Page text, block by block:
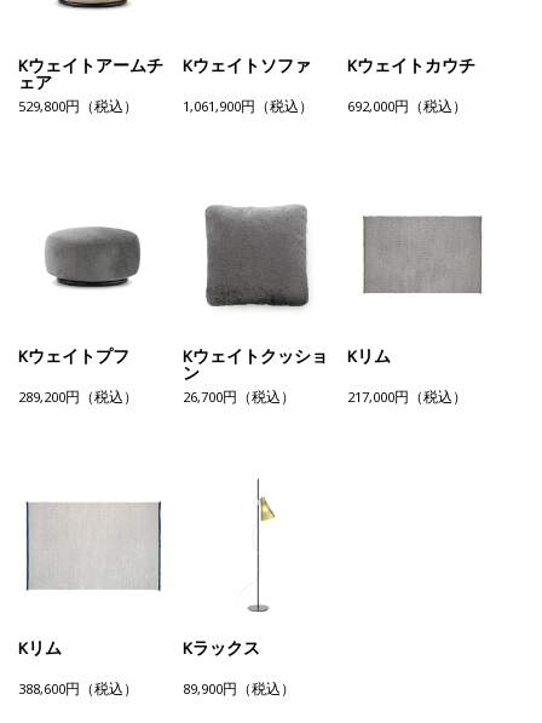
Kウェイトアームチ
ェア
529,800円（税込）
Kウェイトソファ
1,061,900円（税込）
Kウェイトカウチ
692,000円（税込）
Kウェイトプフ
289,200円（税込）
Kウェイトクッショ
ン
26,700円（税込）
Kリム
217,000円（税込）
Kリム
388,600円（税込）
Kラックス
89,900円（税込）